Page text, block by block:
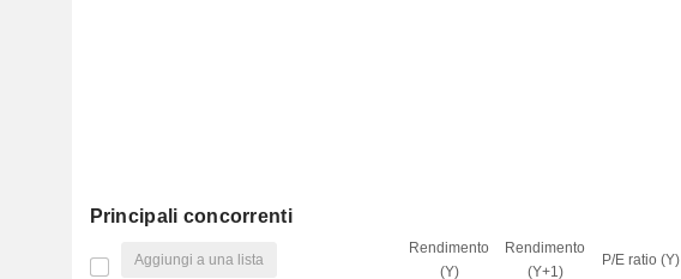
Principali concorrenti
Aggiungi a una lista
Rendimento
(Y)
Rendimento
(Y+1)
P/E ratio (Y)